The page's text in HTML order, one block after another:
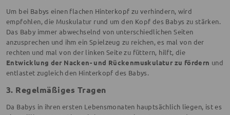
Um bei Babys einen flachen Hinterkopf zu verhindern, wird
empfohlen, die Muskulatur rund um den Kopf des Babys zu stärken.
Das Baby immer abwechselnd von unterschiedlichen Seiten
anzusprechen und ihm ein Spielzeug zu reichen, es mal von der
rechten und mal von der linken Seite zu füttern, hilft, die
Entwicklung der Nacken- und Rückenmuskulatur zu fördern und
entlastet zugleich den Hinterkopf des Babys.
3. Regelmäßiges Tragen
Da Babys in ihren ersten Lebensmonaten hauptsächlich liegen, ist es